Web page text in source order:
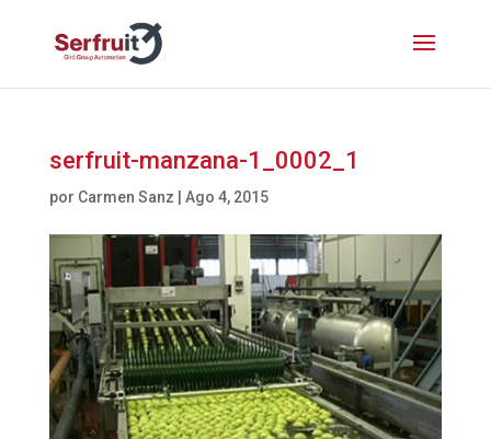
serfruit-manzana-1_0002_1
por Carmen Sanz Ago 4, 2015